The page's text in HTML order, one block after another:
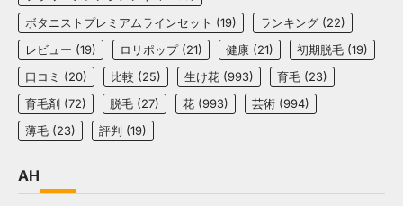
ボタニストプレミアムラインセット (19) ランキング (22)
レビュー (19) ロリポップ(21) 健康 (21) 初期脱毛 (19)
口コミ (20) 比較 (25) 生け花 (993) 育毛 (23)
育毛剤 (72) 脱毛 (27) 花 (993) 芸術 (994)
薄毛 (23) 評判 (19)
AH